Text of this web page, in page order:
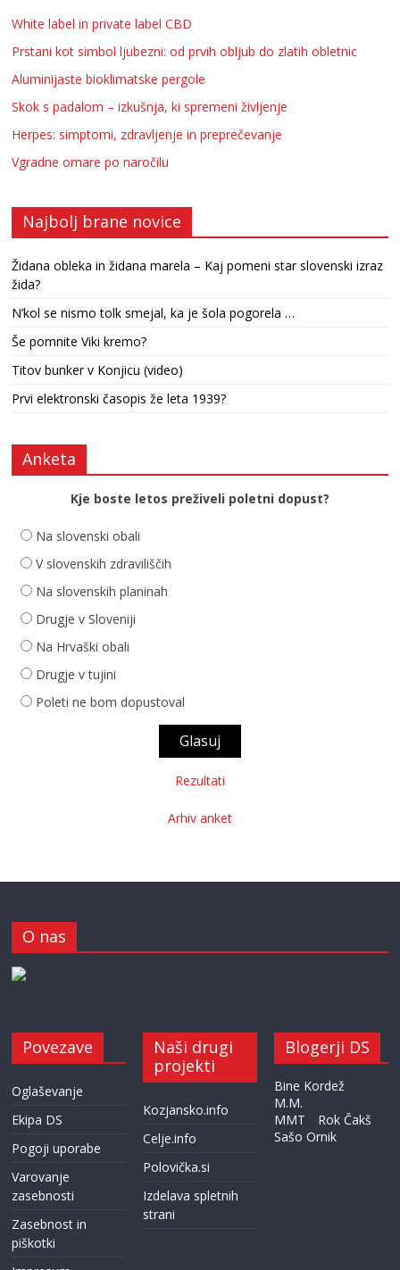
White label in private label CBD
Prstani kot simbol ljubezni: od prvih obljub do zlatih obletnic
Aluminijaste bioklimatske pergole
Skok s padalom – izkušnja, ki spremeni življenje
Herpes: simptomi, zdravljenje in preprečevanje
Vgradne omare po naročilu
Najbolj brane novice
Židana obleka in židana marela – Kaj pomeni star slovenski izraz
žida?
N’kol se nismo tolk smejal, ka je šola pogorela …
Še pomnite Viki kremo?
Titov bunker v Konjicu (video)
Prvi elektronski časopis že leta 1939?
Anketa
Kje boste letos preživeli poletni dopust?
Na slovenski obali
V slovenskih zdraviliščih
Na slovenskih planinah
Drugje v Sloveniji
Na Hrvaški obali
Drugje v tujini
Poleti ne bom dopustoval
Rezultati
Arhiv anket
O nas
Povezave
Oglaševanje
Ekipa DS
Pogoji uporabe
Varovanje
zasebnosti
Zasebnost in
piškotki
Naši drugi
projekti
Kozjansko.info
Celje.info
Polovička.si
Izdelava spletnih
strani
Blogerji DS
Bine Kordež
M.M.
MMT
Rok Čakš
Sašo Ornik